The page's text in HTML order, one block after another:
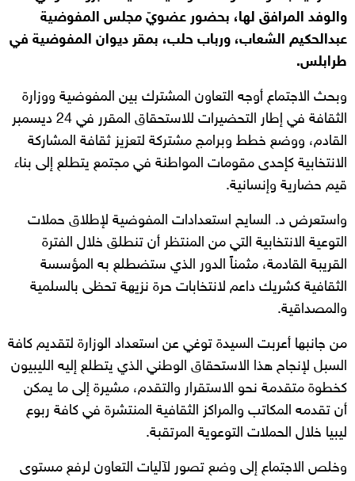
والوفد المرافق لها، بحضور عضويّ مجلس المفوضية
عبدالحكيم الشعاب، ورباب حلب، بمقر ديوان المفوضية في
طرابلس.
وبحث الاجتماع أوجه التعاون المشترك بين المفوضية ووزارة
الثقافة في إطار التحضيرات للاستحقاق المقرر في 24 ديسمبر
القادم، ووضع خطط وبرامج مشتركة لتعزيز ثقافة المشاركة
الانتخابية كإحدى مقومات المواطنة في مجتمع يتطلع إلى بناء
قيم حضارية وإنسانية.
واستعرض د. السايح استعدادات المفوضية لإطلاق حملات
التوعية الانتخابية التي من المنتظر أن تنطلق خلال الفترة
القريبة القادمة، مثمناً الدور الذي ستضطلع به المؤسسة
الثقافية كشريك داعم لانتخابات حرة نزيهة تحظى بالسلمية
والمصداقية.
من جانبها أعربت السيدة توغي عن استعداد الوزارة لتقديم كافة
السبل لإنجاح هذا الاستحقاق الوطني الذي يتطلع إليه الليبيون
كخطوة متقدمة نحو الاستقرار والتقدم، مشيرة إلى ما يمكن
أن تقدمه المكاتب والمراكز الثقافية المنتشرة في كافة ربوع
ليبيا خلال الحملات التوعوية المرتقبة.
وخلص الاجتماع إلى وضع تصور لآليات التعاون لرفع مستوى